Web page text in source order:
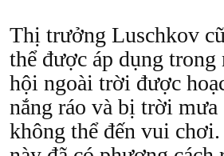
Thị trưởng Luschkov
thể được áp dụng trong
hội ngoài trời được
nắng ráo và bị trời
không thể đến vui